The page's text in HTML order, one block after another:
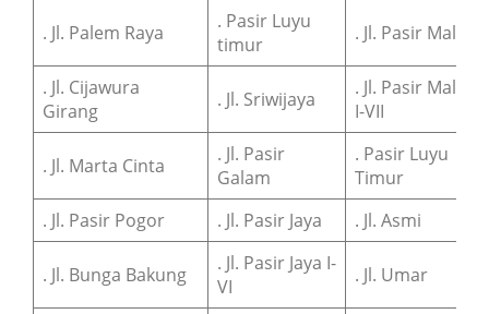
. Jl. Palem Raya
. Pasir Luyu
timur
. Jl. Pasir Malang
. Jl. Cijawura
Girang
. Jl. Sriwijaya
. Jl. Pasir Malang
I-VII
. Jl. Marta Cinta
. Jl. Pasir
Galam
. Pasir Luyu
Timur
. Jl. Pasir Pogor
. Jl. Pasir Jaya . Jl. Asmi
. Jl. Bunga Bakung
. Jl. Pasir Jaya I-
VI
. Jl. Umar